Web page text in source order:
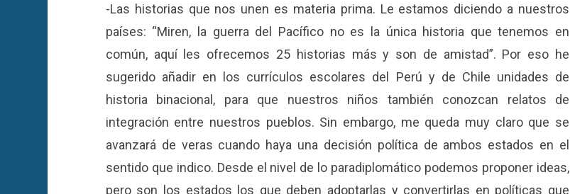
-Las historias que nos unen es materia prima. Le estamos diciendo a nuestros
países: “Miren, la guerra del Pacífico no es la única historia que tenemos en
común, aquí les ofrecemos 25 historias más y son de amistad”. Por eso he
sugerido añadir en los currículos escolares del Perú y de Chile unidades de
historia binacional, para que nuestros niños también conozcan relatos de
integración entre nuestros pueblos. Sin embargo, me queda muy claro que se
avanzará de veras cuando haya una decisión política de ambos estados en el
sentido que indico. Desde el nivel de lo paradiplomático podemos proponer ideas,
pero son los estados los que deben adoptarlas y convertirlas en políticas que